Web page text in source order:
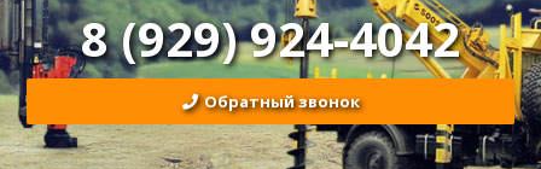
8 (929) 924-4042
Обратный звонок